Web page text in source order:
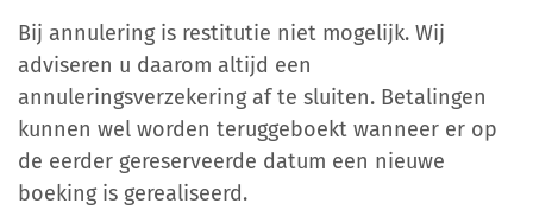
Bij annulering is restitutie niet mogelijk. Wij
adviseren u daarom altijd een
annuleringsverzekering af te sluiten. Betalingen
kunnen wel worden teruggeboekt wanneer er op
de eerder gereserveerde datum een nieuwe
boeking is gerealiseerd.